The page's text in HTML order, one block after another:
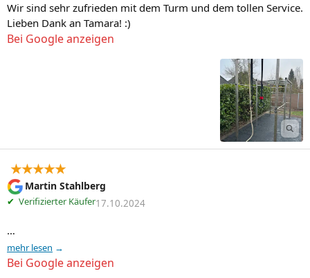
Wir sind sehr zufrieden mit dem Turm und dem tollen Service.
Lieben Dank an Tamara! :)
Bei Google anzeigen
★★★★★
Martin Stahlberg
✔ Verifizierter Käufer17.10.2024
…
mehr lesen
Bei Google anzeigen